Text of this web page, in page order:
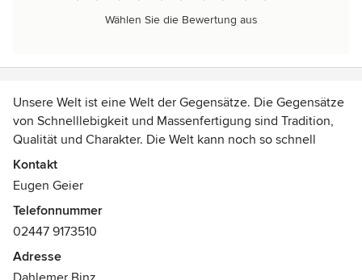
Wählen Sie die Bewertung aus
Unsere Welt ist eine Welt der Gegensätze. Die Gegensätze
von Schnelllebigkeit und Massenfertigung sind Tradition,
Qualität und Charakter. Die Welt kann noch so schnell
rotieren, das eigene Heim sollte ein Ort der Ruhe und des
Wohlfühlens sein. Schaffen Sie sich individuelle Werte und
ein Zuhause, auf das Sie stolz sein können.
Holz als Material schafft eine besondere Wärme und
Atmosphäre, in der man den Körper vom Alltag erholen
lassen kann. Holz ist auch das traditionelle Material der
Kontakt
Eugen Geier
Telefonnummer
02447 9173510
Adresse